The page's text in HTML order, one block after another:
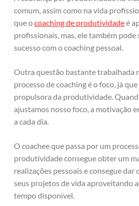
comum, assim como na vida
que ocoaching de produtividadeé
profissionais, mas, ele também pode
sucesso com o coaching pessoal.
Outra questão bastante trabalhada
processo de coaching é o foco, já que
propulsora da produtividade.
ajustamos nosso foco, a motivação
a cada dia.
O coachee que passa por um
produtividade consegue obter um
realizações pessoais e consegue
seus projetos de vida aproveitando
tempo disponível.